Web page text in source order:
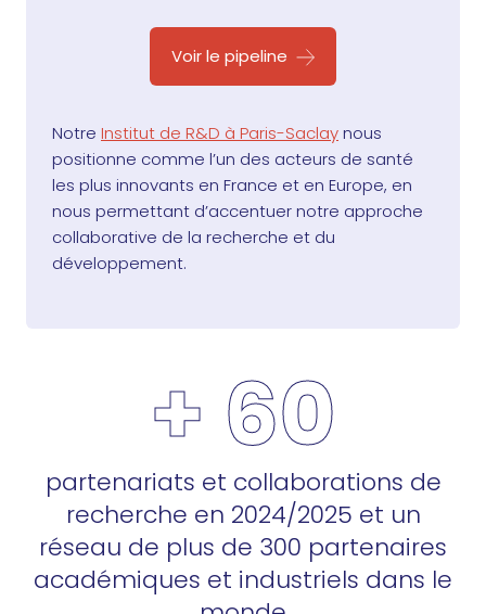
Voir le pipeline
Notre Institut de R&D à Paris-Saclaynous
positionne comme l’un des acteurs de santé
les plus innovants en France et en Europe, en
nous permettant d’accentuer notre approche
collaborative de la recherche et du
développement.
+ 60
partenariats et collaborations de
recherche en 2024/2025 et un
réseau de plus de 300 partenaires
académiques et industriels dans le